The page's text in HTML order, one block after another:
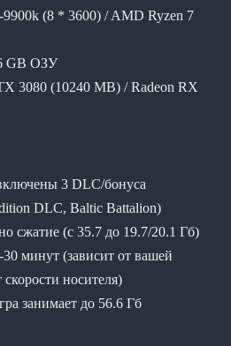
(8 * 3600) / AMD Ryzen 7
GB ОЗУ
3080 (10240 MB) / Radeon RX
3 DLC/бонуса
DLC, Baltic Battalion)
сжатие (с 35.7 до 19.7/20.1 Гб)
минут (зависит от вашей
носителя)
занимает до 56.6 Гб